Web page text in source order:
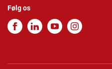
Følg os